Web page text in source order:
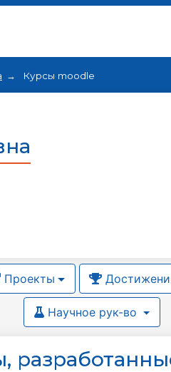
Курсы moodle
Проекты
Научное рук-во